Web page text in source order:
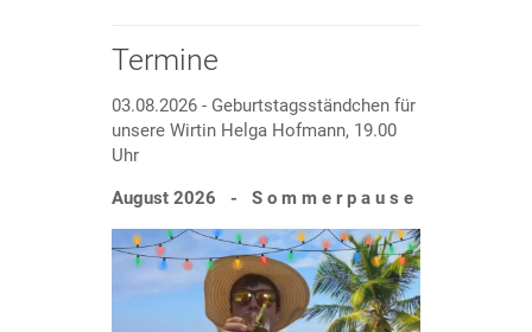
Termine
03.08.2026 - Geburtstagsständchen für
unsere Wirtin Helga Hofmann, 19.00
Uhr
August 2026 - S o m m e r p a u s e